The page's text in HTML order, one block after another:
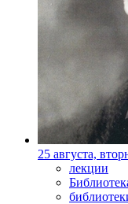
25 августа,
лекции